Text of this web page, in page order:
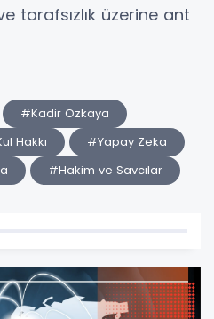
tarafsızlık üzerine ant
#Kadir Özkaya
Hakkı
#Yapay Zeka
#Hakim ve Savcılar